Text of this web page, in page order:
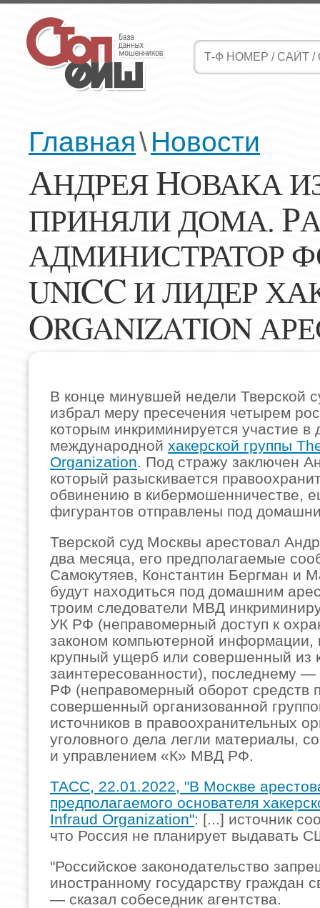
Главная\Новости
АНДРЕЯНОВАКА
ПРИНЯЛИ ДОМА. Р
АДМИНИСТРАТОР
UNICC И ЛИДЕР
ORGANIZATION
В конце минувшей недели Тверской
избрал меру пресечения четырем
которым инкриминируется участие в
международной хакерской группы
Organization. Под стражу заключен
который разыскивается
обвинению в кибермошенничестве,
фигурантов отправлены под
Тверской суд Москвы арестовал
два месяца, его предполагаемые
Самокутяев, Константин Бергман и
будут находиться под домашним
троим следователи МВД
УК РФ (неправомерный доступ к
законом компьютерной информации,
крупный ущерб или совершенный из
заинтересованности), последнему —
РФ (неправомерный оборот средств
совершенный организованной
источников в правоохранительных
уголовного дела легли материалы,
и управлением «К» МВД РФ.
ТАСС, 22.01.2022, "В Москве
предполагаемого основателя
Infraud Organization": [...] источник
что Россия не планирует выдавать
"Российское законодательство
иностранному государству граждан
— сказал собеседник агентства.